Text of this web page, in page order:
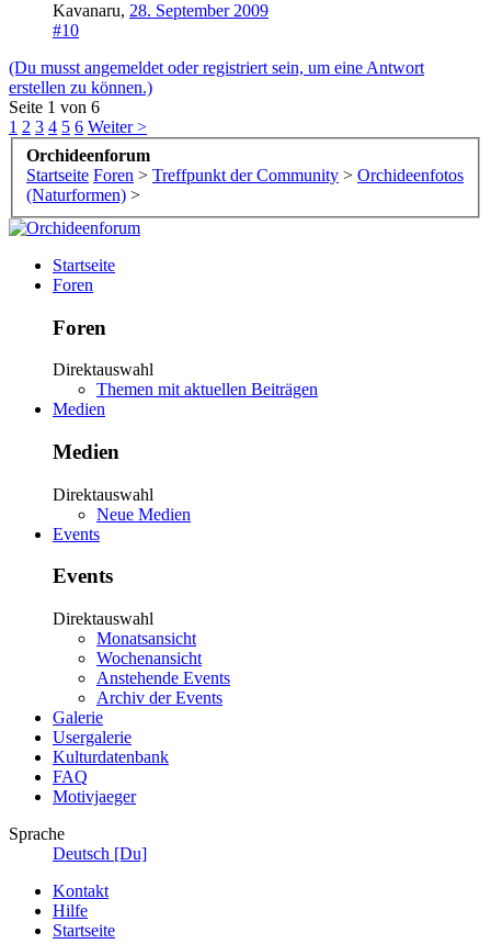
Kavanaru, 28. September 2009
#10
(Du musst angemeldet oder registriert sein, um eine Antwort
erstellen zu können.)
Seite 1 von 6
1 2 3 4 5 6 Weiter >
Orchideenforum
Startseite Foren > Treffpunkt der Community > Orchideenfotos
(Naturformen) >
Startseite
Foren
Foren
Direktauswahl
Themen mit aktuellen Beiträgen
Medien
Medien
Direktauswahl
Neue Medien
Events
Events
Direktauswahl
Monatsansicht
Wochenansicht
Anstehende Events
Archiv der Events
Galerie
Usergalerie
Kulturdatenbank
FAQ
Motivjaeger
Sprache
Deutsch [Du]
Kontakt
Hilfe
Startseite